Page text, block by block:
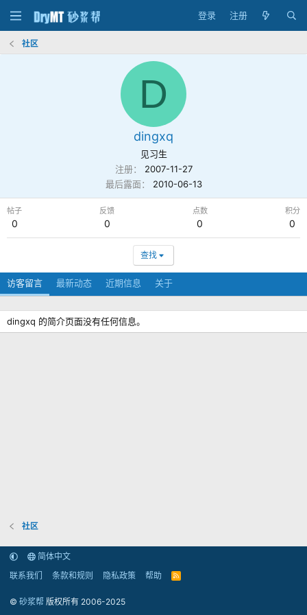
登录 注册
社区
D
dingxq
见习生
注册
2007-11-27
最后露面
2010-06-13
帖子
0
反馈
0
点数
0
积分
0
查找
访客留言 最新动态 近期信息 关于
dingxq 的简介页面没有任何信息。
社区
简体中文
联系我们
条款和规则 隐私政策 帮助
R
© 砂浆帮 版权所有 2006-2025